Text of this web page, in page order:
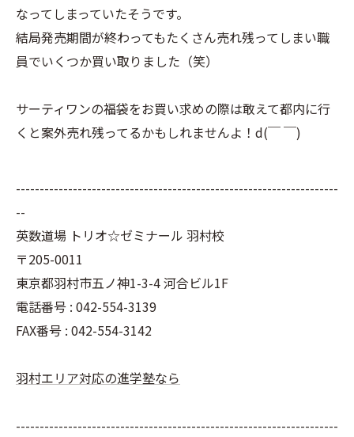
なってしまっていたそうです。
結局発売期間が終わってもたくさん売れ残ってしまい職
員でいくつか買い取りました（笑）
サーティワンの福袋をお買い求めの際は敢えて都内に行
くと案外売れ残ってるかもしれませんよ！d(￣ ￣)
--------------------------------------------------------------------
--
英数道場 トリオ☆ゼミナール 羽村校
〒205-0011
東京都羽村市五ノ神1-3-4 河合ビル1F
電話番号 : 042-554-3139
FAX番号 : 042-554-3142
羽村エリア対応の進学塾なら
--------------------------------------------------------------------